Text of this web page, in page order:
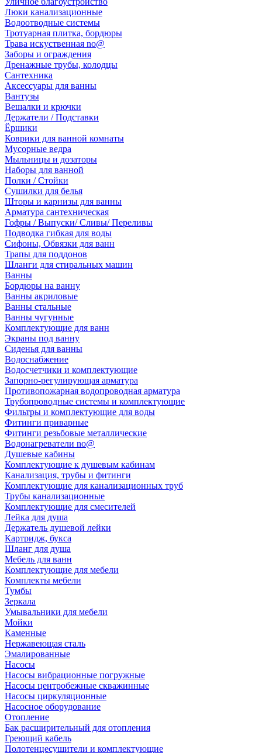
Люки канализационные
Водоотводные системы
Тротуарная плитка, бордюры
Трава искуственная no@
Заборы и ограждения
Дренажные трубы, колодцы
Сантехника
Аксессуары для ванны
Вантузы
Вешалки и крючки
Держатели / Подставки
Ёршики
Коврики для ванной комнаты
Мусорные ведра
Мыльницы и дозаторы
Наборы для ванной
Полки / Стойки
Сушилки для белья
Шторы и карнизы для ванны
Арматура сантехническая
Гофры / Выпуски/ Сливы/ Переливы
Подводка гибкая для воды
Сифоны, Обвязки для ванн
Трапы для поддонов
Шланги для стиральных машин
Ванны
Бордюры на ванну
Ванны акриловые
Ванны стальные
Ванны чугунные
Комплектующие для ванн
Экраны под ванну
Сиденья для ванны
Водоснабжение
Водосчетчики и комплектующие
Запорно-регулирующая арматура
Противопожарная водопроводная арматура
Трубопроводные системы и комплектующие
Фильтры и комплектующие для воды
Фитинги приварные
Фитинги резьбовые металлические
Водонагреватели no@
Душевые кабины
Комплектующие к душевым кабинам
Канализация, трубы и фитинги
Комплектующие для канализационных труб
Трубы канализационные
Комплектующие для смесителей
Лейка для душа
Держатель душевой лейки
Картридж, букса
Шланг для душа
Мебель для ванн
Комплектующие для мебели
Комплекты мебели
Тумбы
Зеркала
Умывальники для мебели
Мойки
Каменные
Нержавеющая сталь
Эмалированные
Насосы
Насосы вибрационные погружные
Насосы центробежные скважинные
Насосы циркуляционные
Насосное оборудование
Отопление
Бак расширительный для отопления
Греющий кабель
Полотенцесушители и комплектующие